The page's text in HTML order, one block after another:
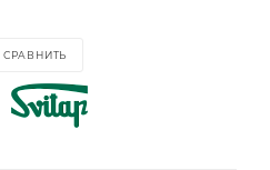
СРАВНИТЬ